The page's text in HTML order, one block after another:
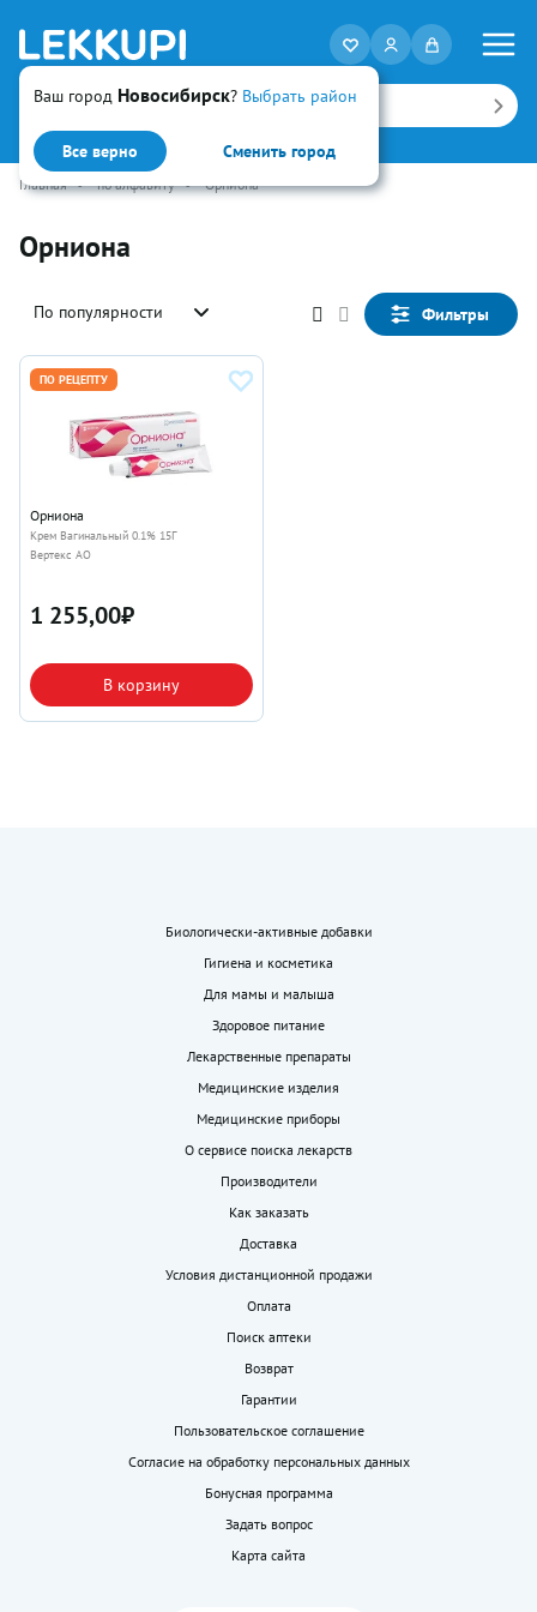
Ваш город Новосибирск? Выбрать район
Все верно Сменить город
Искать
Главная • по алфавиту • Орниона
Орниона
По популярности Фильтры
ПО РЕЦЕПТУ
Орниона
Крем Вагинальный 0.1% 15Г
Вертекс АО
1 255,00₽
В корзину
Биологически-активные добавки
Гигиена и косметика
Для мамы и малыша
Здоровое питание
Лекарственные препараты
Медицинские изделия
Медицинские приборы
О сервисе поиска лекарств
Производители
Как заказать
Доставка
Условия дистанционной продажи
Оплата
Поиск аптеки
Возврат
Гарантии
Пользовательское соглашение
Согласие на обработку персональных данных
Бонусная программа
Задать вопрос
Карта сайта